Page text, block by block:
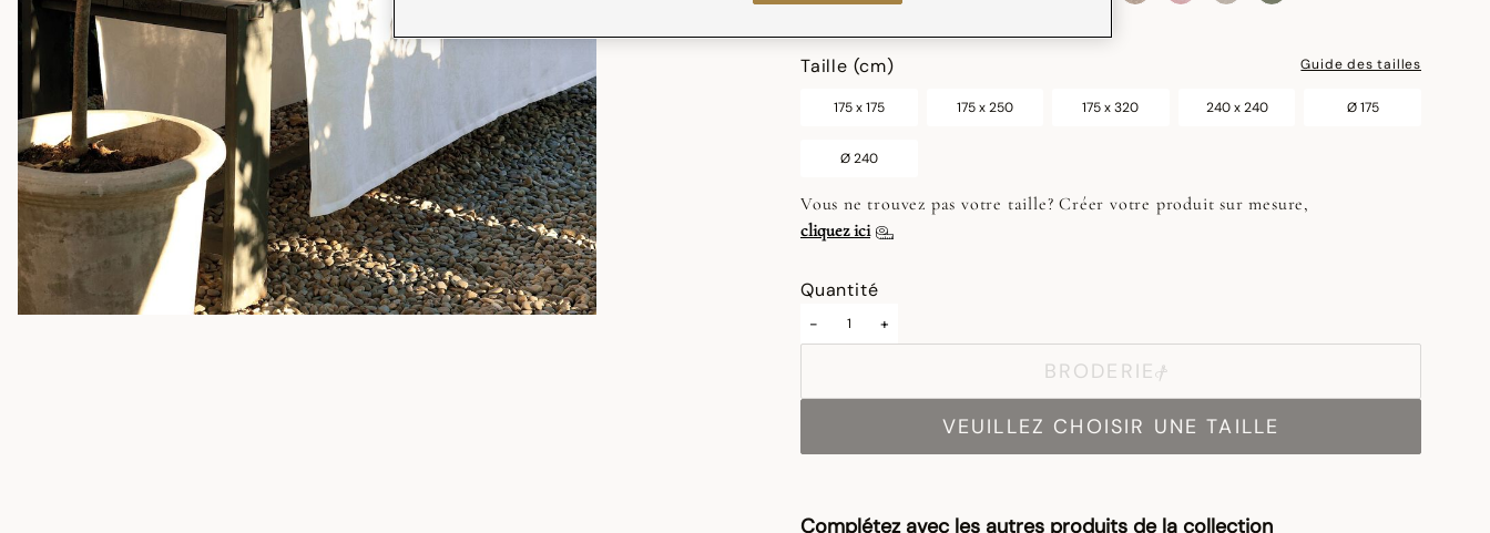
Taille (cm) Guide des tailles
175 x 175 175 x 250 175 x 320 240 x 240 Ø 175
Ø 240
Vous ne trouvez pas votre taille? Créer votre produit sur mesure,
cliquez ici
Quantité
- +
BRODERIE
VEUILLEZ CHOISIR UNE TAILLE
Complétez avec les autres produits de la collection